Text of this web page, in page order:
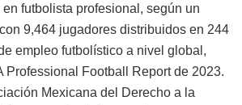
futbolista profesional, según un
9,464 jugadores distribuidos en 244
empleo futbolístico a nivel global,
Professional Football Report de 2023.
Mexicana del Derecho a la